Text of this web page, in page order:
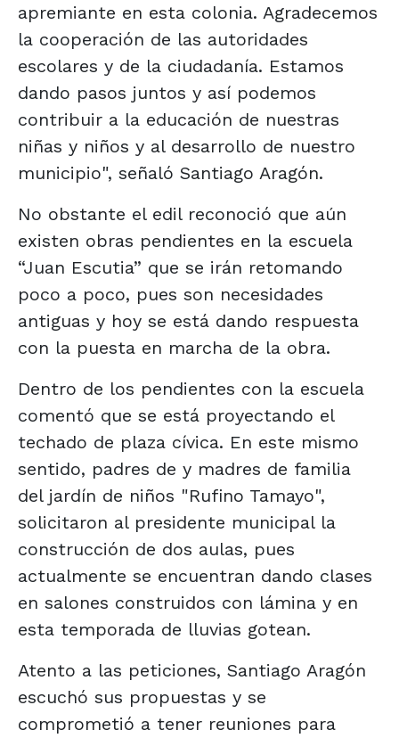
apremiante en esta colonia. Agradecemos
la cooperación de las autoridades
escolares y de la ciudadanía. Estamos
dando pasos juntos y así podemos
contribuir a la educación de nuestras
niñas y niños y al desarrollo de nuestro
municipio", señaló Santiago Aragón.
No obstante el edil reconoció que aún
existen obras pendientes en la escuela
“Juan Escutia” que se irán retomando
poco a poco, pues son necesidades
antiguas y hoy se está dando respuesta
con la puesta en marcha de la obra.
Dentro de los pendientes con la escuela
comentó que se está proyectando el
techado de plaza cívica. En este mismo
sentido, padres de y madres de familia
del jardín de niños "Rufino Tamayo",
solicitaron al presidente municipal la
construcción de dos aulas, pues
actualmente se encuentran dando clases
en salones construidos con lámina y en
esta temporada de lluvias gotean.
Atento a las peticiones, Santiago Aragón
escuchó sus propuestas y se
comprometió a tener reuniones para